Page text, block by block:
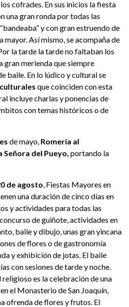
cofrades. En sus inicios la fiesta
una gran ronda por todas las
y con gran estruendo de
mayor. Así mismo, se acompaña de
la tarde la tarde no faltaban los
gran merienda que siempre
baile. En lo lúdico y cultural se
que coinciden con esta
incluye charlas y ponencias de
con temas históricos o de
de mayo, Romería al
del Pueyo, portando la
de agosto , Fiestas Mayores en
una duración de cinco días en
y actividades para todas las
de guiñote, actividades en
baile y dibujo, unas gran yincana
de flores o de gastronomía
y exhibición de jotas. El baile
con sesiones de tarde y noche.
es la celebración de una
el Monasterio de San Joaquín,
ofrenda de flores y frutos. El